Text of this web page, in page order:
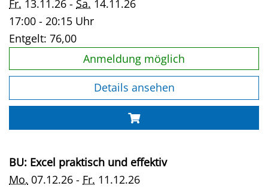
Fr. 13.11.26 - Sa. 14.11.26
17:00 - 20:15 Uhr
Entgelt: 76,00
Anmeldung möglich
Details ansehen
BU: Excel praktisch und effektiv
Mo. 07.12.26 - Fr. 11.12.26